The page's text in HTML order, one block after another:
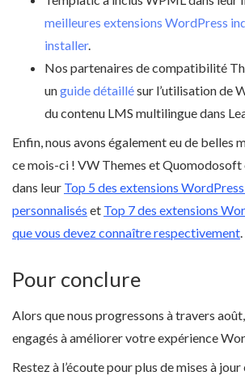
meilleures extensions WordPress
installer.
Nos partenaires de compatibilité
unguide détaillésur l’utilisation de
du contenu LMS multilingue dans
Enfin, nous avons également eu de belles
ce mois-ci ! VW Themes et
dans leur Top 5 des extensions
personnalisés et Top 7 des extensions
que vous devez connaître respectivement.
Pour conclure
Alors que nous progressons à travers
engagés à améliorer votre expérience
Restez à l’écoute pour plus de mises à